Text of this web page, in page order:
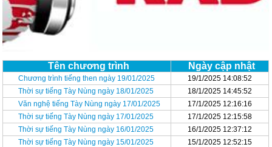
Tên chương trình Ngày cập nhật
Chương trình tiếng then ngày 19/01/2025
19/1/2025 14:08:52
Thời sự tiếng Tày Nùng ngày 18/01/2025
18/1/2025 14:45:52
Văn nghệ tiếng Tày Nùng ngày 17/01/2025
17/1/2025 12:16:16
Thời sự tiếng Tày Nùng ngày 17/01/2025
17/1/2025 12:15:58
Thời sự tiếng Tày Nùng ngày 16/01/2025
16/1/2025 12:37:12
Thời sự tiếng Tày Nùng ngày 15/01/2025
15/1/2025 12:52:15